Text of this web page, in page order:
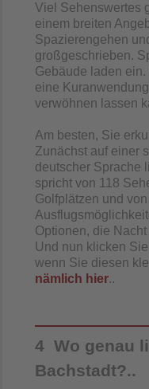
Viel Sehenswertes
einem breiten
Spazierengehen
großgeschrieben.
Gebäude laden
eine
verwöhnen lassen
Am besten, Sie
Zunächst auf einer
deutscher Sprache
spricht von 118
Golfplätzen und
Optionen, die
Und nun klicken
wenn Sie diesen
nämlich hier..
4 Wo genau
Bachstadt?..